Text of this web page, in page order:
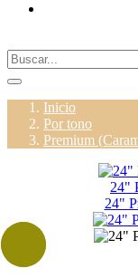
Inicio
Por tono
Premium
24"
24"